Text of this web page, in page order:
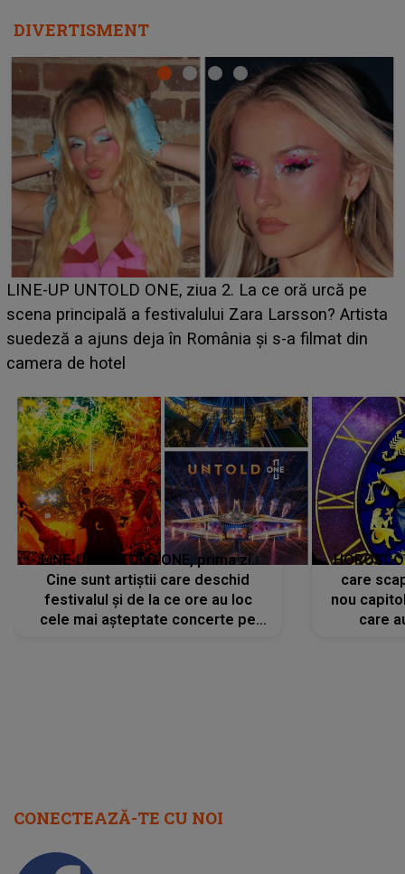
DIVERTISMENT
Ce a dezvăluit noua concurentă din "Casa Iubirii" l-a
luat prin surprindere pe Emanuel. CINE ESTE
BĂIATUL VIZAT de Alexandra?! Aflându-se în fața
faptului împlinit, A RECUNOSCUT IMEDIAT: "Am
LINE-UP UNTOLD ONE, prima zi.
Cine sunt artiștii care deschid
festivalul și de la ce ore au loc
cele mai așteptate concerte pe
care
nou
care
CONECTEAZĂ-TE CU NOI